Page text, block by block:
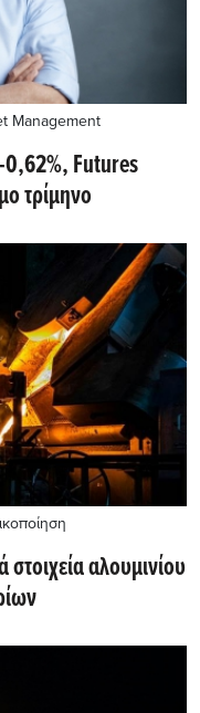
Management
0,62%, Futures
τρίμηνο
αλουμινίου